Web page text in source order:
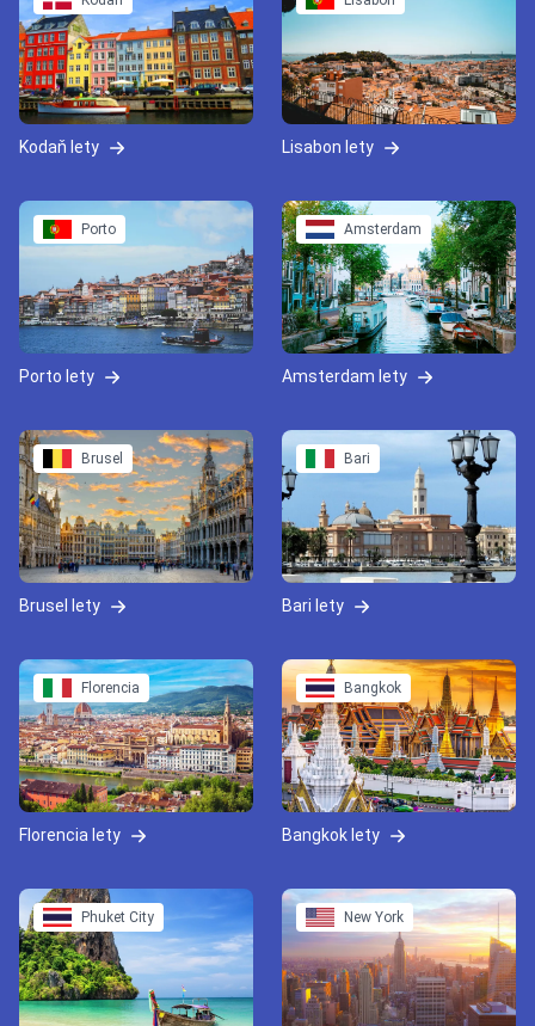
Kodaň lety Lisabon lety
Porto
Porto lety
Amsterdam
Amsterdam lety
Brusel
Brusel lety
Bari
Bari lety
Florencia
Florencia lety
Bangkok
Bangkok lety
Phuket City New York